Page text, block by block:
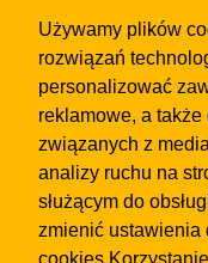
Używamy plików
rozwiązań
personalizować
reklamowe, a
związanych z
analizy ruchu na
służącym do
zmienić ustawienia